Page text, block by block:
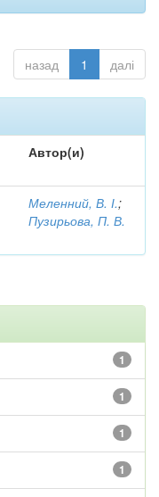
назад 1 далі
Автор(и)
Меленний, В. І.;
Пузирьова, П. В.
1
1
1
1